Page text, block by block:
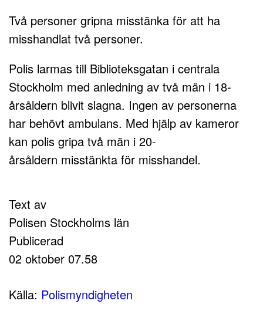
Två personer gripna misstänka för att ha
misshandlat två personer.
Polis larmas till Biblioteksgatan i centrala
Stockholm med anledning av två män i 18-
årsåldern blivit slagna. Ingen av personerna
har behövt ambulans. Med hjälp av kameror
kan polis gripa två män i 20-
årsåldern misstänkta för misshandel.
Text av
Polisen Stockholms län
Publicerad
02 oktober 07.58
Källa: Polismyndigheten